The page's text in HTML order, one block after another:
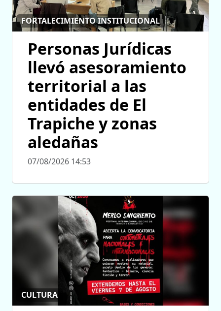
FORTALECIMIENTO INSTITUCIONAL
Personas Jurídicas
llevó asesoramiento
territorial a las
entidades de El
Trapiche y zonas
aledañas
07/08/2026 14:53
CULTURA